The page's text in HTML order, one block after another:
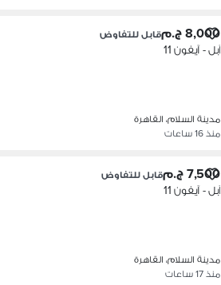
8,000 ج.م قابل للتفاوض
آبل - آيفون 11
مدينة السلام، القاهرة
منذ 16 ساعات
7,500 ج.م قابل للتفاوض
آبل - آيفون 11
مدينة السلام، القاهرة
منذ 17 ساعات